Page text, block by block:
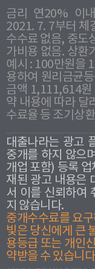
금리 연20% 이
2021. 7. 7부터 체
수수료 없음, 중도
가비용 없음. 상환
예시 : 100만원을
용하여 원리금균
금액 1,111,614원
약 내용에 따라 달
수료율 등 조기상
대출나라는 광고
중개를 하지 않으
개업 포함) 등록 업
재된 광고 내용은
서 이를 신뢰하여
지 않습니다.
중개수수료를 요
빛은 당신에게 큰
용등급 또는 개인
약받을 수 있습니